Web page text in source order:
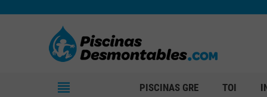
view_headline PISCINAS GRE TOI